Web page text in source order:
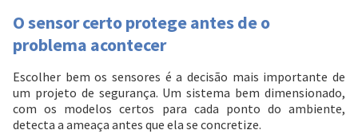
O sensor certo protege antes de o
problema acontecer
Escolher bem os sensores é a decisão mais importante de
um projeto de segurança. Um sistema bem dimensionado,
com os modelos certos para cada ponto do ambiente,
detecta a ameaça antes que ela se concretize.